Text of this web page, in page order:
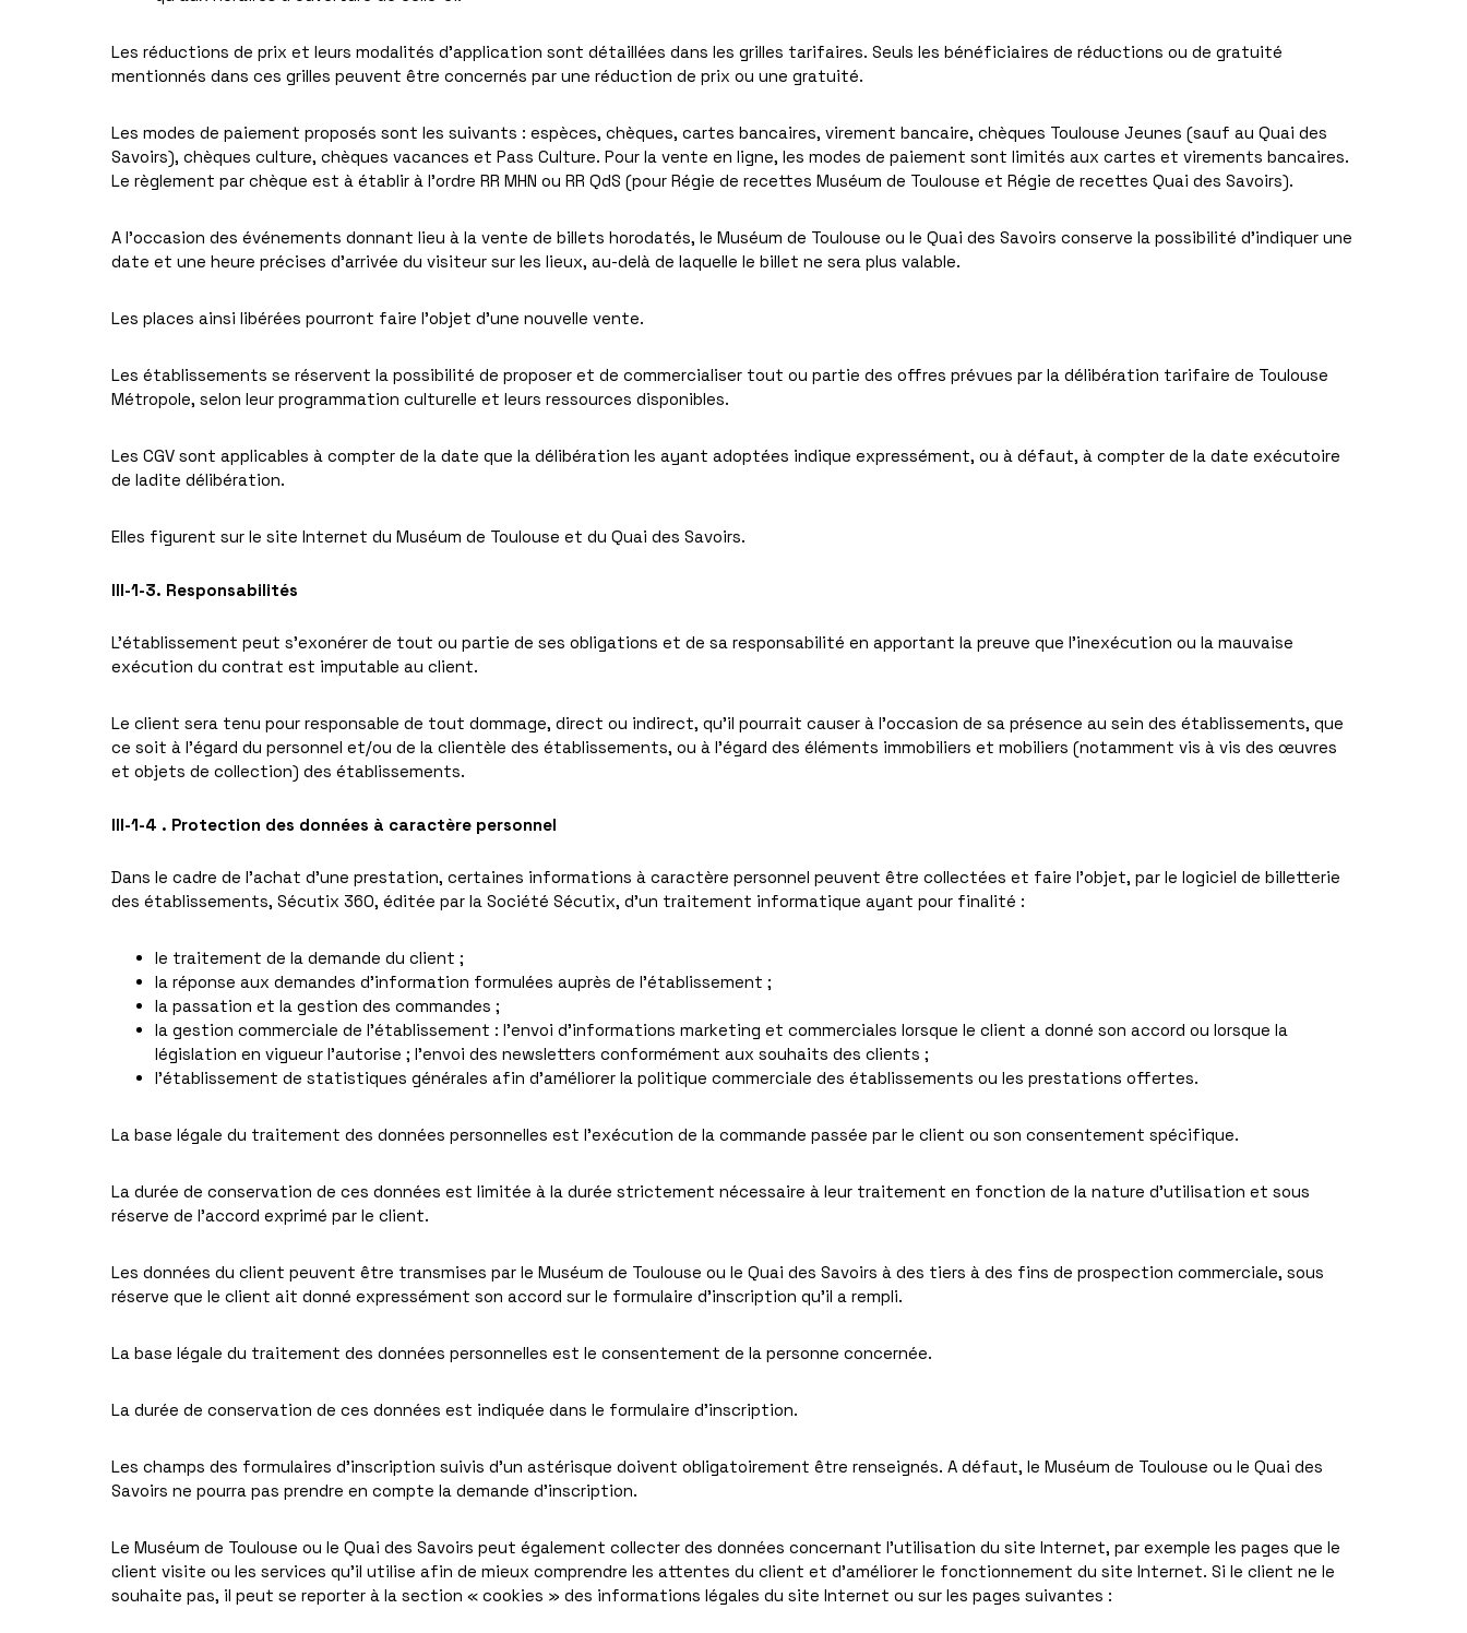
Les réductions de prix et leurs modalités d’application sont détaillées dans les grilles tarifaires. Seuls les bénéficiaires de réductions ou de gratuité
mentionnés dans ces grilles peuvent être concernés par une réduction de prix ou une gratuité.
Les modes de paiement proposés sont les suivants : espèces, chèques, cartes bancaires, virement bancaire, chèques Toulouse Jeunes (sauf au Quai des
Savoirs), chèques culture, chèques vacances et Pass Culture. Pour la vente en ligne, les modes de paiement sont limités aux cartes et virements bancaires.
Le règlement par chèque est à établir à l’ordre RR MHN ou RR QdS (pour Régie de recettes Muséum de Toulouse et Régie de recettes Quai des Savoirs).
A l’occasion des événements donnant lieu à la vente de billets horodatés, le Muséum de Toulouse ou le Quai des Savoirs conserve la possibilité d’indiquer une
date et une heure précises d’arrivée du visiteur sur les lieux, au-delà de laquelle le billet ne sera plus valable.
Les places ainsi libérées pourront faire l’objet d’une nouvelle vente.
Les établissements se réservent la possibilité de proposer et de commercialiser tout ou partie des offres prévues par la délibération tarifaire de Toulouse
Métropole, selon leur programmation culturelle et leurs ressources disponibles.
Les CGV sont applicables à compter de la date que la délibération les ayant adoptées indique expressément, ou à défaut, à compter de la date exécutoire
de ladite délibération.
Elles figurent sur le site Internet du Muséum de Toulouse et du Quai des Savoirs.
III-1-3. Responsabilités
L’établissement peut s’exonérer de tout ou partie de ses obligations et de sa responsabilité en apportant la preuve que l’inexécution ou la mauvaise
exécution du contrat est imputable au client.
Le client sera tenu pour responsable de tout dommage, direct ou indirect, qu’il pourrait causer à l’occasion de sa présence au sein des établissements, que
ce soit à l’égard du personnel et/ou de la clientèle des établissements, ou à l’égard des éléments immobiliers et mobiliers (notamment vis à vis des œuvres
et objets de collection) des établissements.
III-1-4 . Protection des données à caractère personnel
Dans le cadre de l’achat d’une prestation, certaines informations à caractère personnel peuvent être collectées et faire l’objet, par le logiciel de billetterie
des établissements, Sécutix 360, éditée par la Société Sécutix, d’un traitement informatique ayant pour finalité :
le traitement de la demande du client ;
la réponse aux demandes d’information formulées auprès de l’établissement ;
la passation et la gestion des commandes ;
la gestion commerciale de l’établissement : l’envoi d’informations marketing et commerciales lorsque le client a donné son accord ou lorsque la
législation en vigueur l’autorise ; l’envoi des newsletters conformément aux souhaits des clients ;
l’établissement de statistiques générales afin d’améliorer la politique commerciale des établissements ou les prestations offertes.
La base légale du traitement des données personnelles est l’exécution de la commande passée par le client ou son consentement spécifique.
La durée de conservation de ces données est limitée à la durée strictement nécessaire à leur traitement en fonction de la nature d’utilisation et sous
réserve de l’accord exprimé par le client.
Les données du client peuvent être transmises par le Muséum de Toulouse ou le Quai des Savoirs à des tiers à des fins de prospection commerciale, sous
réserve que le client ait donné expressément son accord sur le formulaire d’inscription qu’il a rempli.
La base légale du traitement des données personnelles est le consentement de la personne concernée.
La durée de conservation de ces données est indiquée dans le formulaire d’inscription.
Les champs des formulaires d’inscription suivis d’un astérisque doivent obligatoirement être renseignés. A défaut, le Muséum de Toulouse ou le Quai des
Savoirs ne pourra pas prendre en compte la demande d’inscription.
Le Muséum de Toulouse ou le Quai des Savoirs peut également collecter des données concernant l’utilisation du site Internet, par exemple les pages que le
client visite ou les services qu’il utilise afin de mieux comprendre les attentes du client et d’améliorer le fonctionnement du site Internet. Si le client ne le
souhaite pas, il peut se reporter à la section « cookies » des informations légales du site Internet ou sur les pages suivantes :